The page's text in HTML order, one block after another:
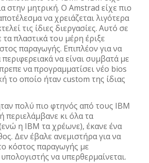
στην μητρική. Ο Amstrad είχε πιο
να χρειάζεται λιγότερα
τις ίδιες διεργασίες. Αυτό σε
πλαστικά του μέρη έριξε
παραγωγής. Επιπλέον για να
να είναι συμβατά με
να προγραμματίσει νέο bios
το οποίο ήταν custom της ίδιας
πολύ πιο φτηνός από τους IBM
περιελάμβανε κι όλα τα
η IBM τα χρέωνε), έκανε ένα
Δεν έβαλε ανεμιστήρα για να
κόστος παραγωγής με
να υπερθερμαίνεται.